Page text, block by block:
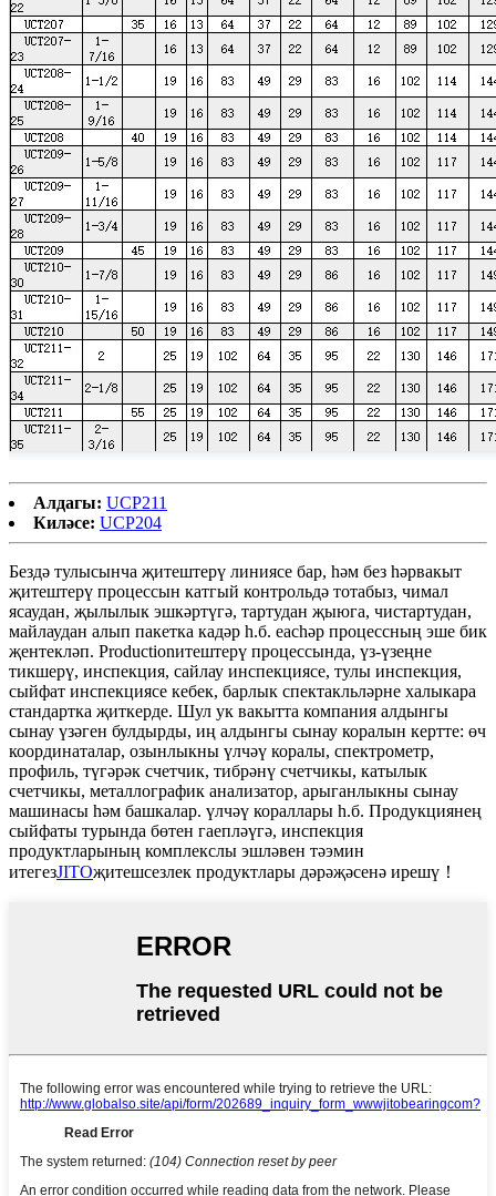
Алдагы: UCP211
Киләсе: UCP204
Бездә тулысынча җитештерү линиясе бар, һәм без һәрвакыт
җитештерү процессын катгый контрольдә тотабыз, чимал
ясаудан, җылылык эшкәртүгә, тартудан җыюга, чистартудан,
майлаудан алып пакетка кадәр һ.б. eachәр процессның эше бик
җентекләп. Productionитештерү процессында, үз-үзеңне
тикшерү, инспекция, сайлау инспекциясе, тулы инспекция,
сыйфат инспекциясе кебек, барлык спектакльләрне халыкара
стандартка җиткерде. Шул ук вакытта компания алдынгы
сынау үзәген булдырды, иң алдынгы сынау коралын кертте: өч
координаталар, озынлыкны үлчәү коралы, спектрометр,
профиль, түгәрәк счетчик, тибрәнү счетчикы, катылык
счетчикы, металлографик анализатор, арыганлыкны сынау
машинасы һәм башкалар. үлчәү кораллары һ.б. Продукциянең
сыйфаты турында бөтен гаепләүгә, инспекция
продуктларының комплекслы эшләвен тәэмин
итегезJITOҗитешсезлек продуктлары дәрәҗәсенә ирешү！